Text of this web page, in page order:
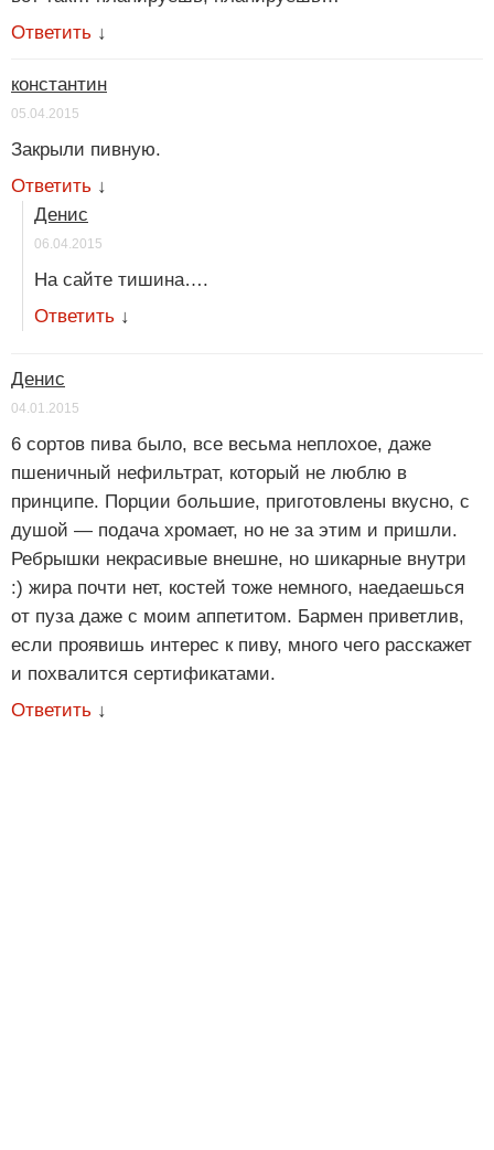
Ответить ↓
константин
05.04.2015
Закрыли пивную.
Ответить ↓
Денис
06.04.2015
На сайте тишина….
Ответить ↓
Денис
04.01.2015
6 сортов пива было, все весьма неплохое, даже
пшеничный нефильтрат, который не люблю в
принципе. Порции большие, приготовлены вкусно, с
душой — подача хромает, но не за этим и пришли.
Ребрышки некрасивые внешне, но шикарные внутри
:) жира почти нет, костей тоже немного, наедаешься
от пуза даже с моим аппетитом. Бармен приветлив,
если проявишь интерес к пиву, много чего расскажет
и похвалится сертификатами.
Ответить ↓